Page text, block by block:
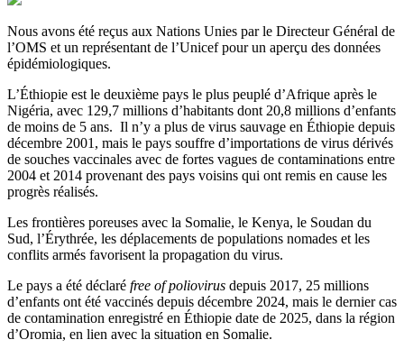
Nous avons été reçus aux Nations Unies par le Directeur Général de
l’OMS et un représentant de l’Unicef pour un aperçu des données
épidémiologiques.
L’Éthiopie est le deuxième pays le plus peuplé d’Afrique après le
Nigéria, avec 129,7 millions d’habitants dont 20,8 millions d’enfants
de moins de 5 ans. Il n’y a plus de virus sauvage en Éthiopie depuis
décembre 2001, mais le pays souffre d’importations de virus dérivés
de souches vaccinales avec de fortes vagues de contaminations entre
2004 et 2014 provenant des pays voisins qui ont remis en cause les
progrès réalisés.
Les frontières poreuses avec la Somalie, le Kenya, le Soudan du
Sud, l’Érythrée, les déplacements de populations nomades et les
conflits armés favorisent la propagation du virus.
Le pays a été déclaré free of poliovirus depuis 2017, 25 millions
d’enfants ont été vaccinés depuis décembre 2024, mais le dernier cas
de contamination enregistré en Éthiopie date de 2025, dans la région
d’Oromia, en lien avec la situation en Somalie.